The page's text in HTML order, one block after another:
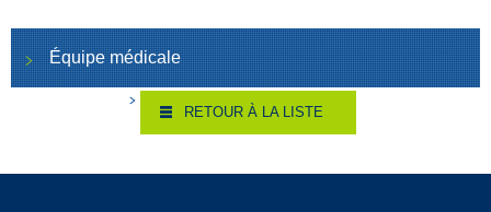
Équipe médicale
RETOUR À LA LISTE